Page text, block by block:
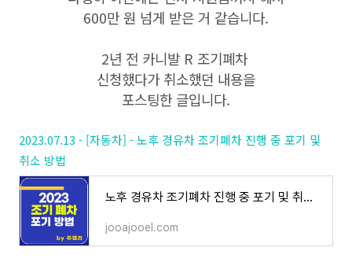
600만 원 넘게 받은 거 같습니다.
2년 전 카니발 R 조기폐차
신청했다가 취소했던 내용을
포스팅한 글입니다.
2023.07.13 - [자동차] - 노후 경유차 조기폐차 진행 중 포기 및
취소 방법
노후 경유차 조기폐차 진행 중 포기 및 취소 방법
jooajooel.com